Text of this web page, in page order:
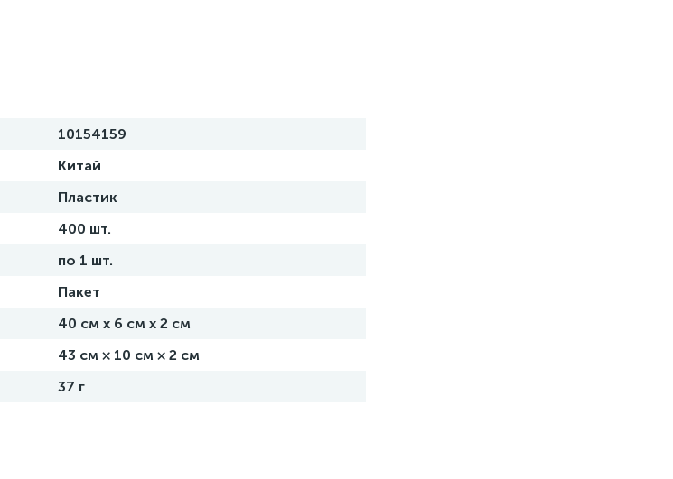
10154159
Китай
Пластик
400 шт.
по 1 шт.
Пакет
40 см х 6 см х 2 см
43 см × 10 см × 2 см
37 г